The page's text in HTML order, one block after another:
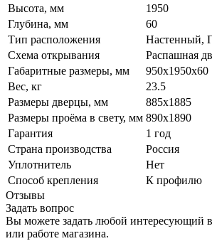
Высота, мм
1950
Глубина, мм
60
Тип расположения
Настенный,
Схема открывания
Распашная
Габаритные размеры, мм
950х1950х60
Вес, кг
23.5
Размеры дверцы, мм
885х1885
Размеры проёма в свету, мм 890х1890
Гарантия
1 год
Страна производства
Россия
Уплотнитель
Нет
Способ крепления
К профилю
Отзывы
Задать вопрос
Вы можете задать любой интересующий
или работе магазина.